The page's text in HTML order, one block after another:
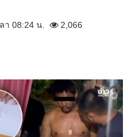
า 08:24 น. 2,066